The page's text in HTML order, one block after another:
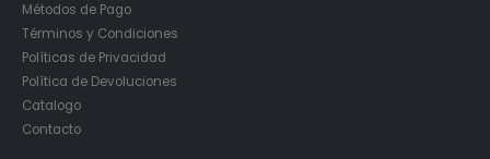
Métodos de Pago
Términos y Condiciones
Políticas de Privacidad
Política de Devoluciones
Catalogo
Contacto